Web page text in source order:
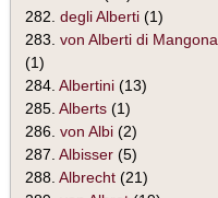
282. degli Alberti (1)
283. von Alberti di Mangona
(1)
284. Albertini (13)
285. Alberts (1)
286. von Albi (2)
287. Albisser (5)
288. Albrecht (21)